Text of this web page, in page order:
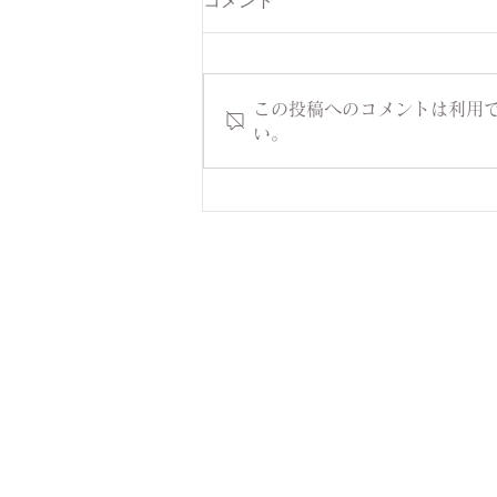
🍃勉強会に参加してきました
この投稿へのコメントは利用
い。